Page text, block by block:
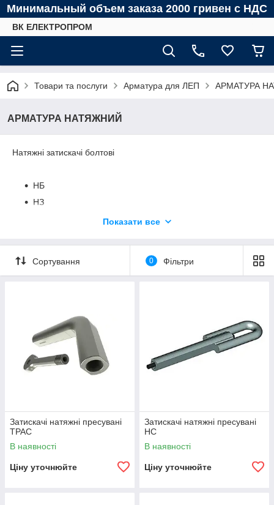
Минимальный объем заказа 2000 гривен с НДС
ВК ЕЛЕКТРОПРОМ
Товари та послуги Арматура для ЛЕП АРМАТУРА
АРМАТУРА НАТЯЖНИЙ
Натяжні затискачі болтові
НБ
НЗ
Натяжні затискачі пресовані
НАСУС
ТРАС
Показати все
Сортування 0 Фільтри
Затискачі натяжні пресувані
ТРАС
В наявності
Ціну уточнюйте
Затискачі натяжні пресувані
НС
В наявності
Ціну уточнюйте